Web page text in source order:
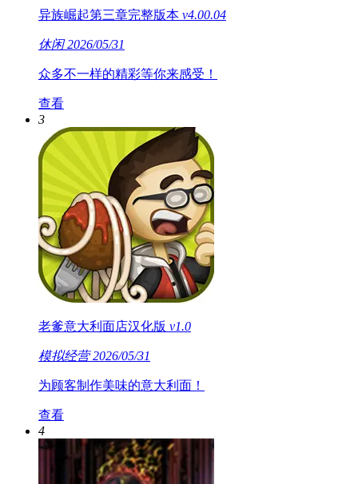
异族崛起第三章完整版本 v4.00.04
休闲2026/05/31
众多不一样的精彩等你来感受！
查看
3
老爹意大利面店汉化版 v1.0
模拟经营2026/05/31
为顾客制作美味的意大利面！
查看
4